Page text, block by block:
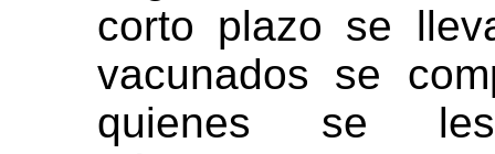
corto plazo se
vacunados se
quienes se